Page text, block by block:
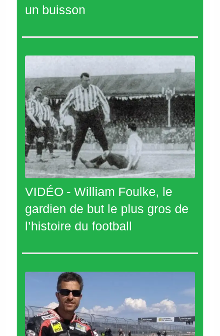
un buisson
VIDÉO - William Foulke, le
gardien de but le plus gros de
l’histoire du football